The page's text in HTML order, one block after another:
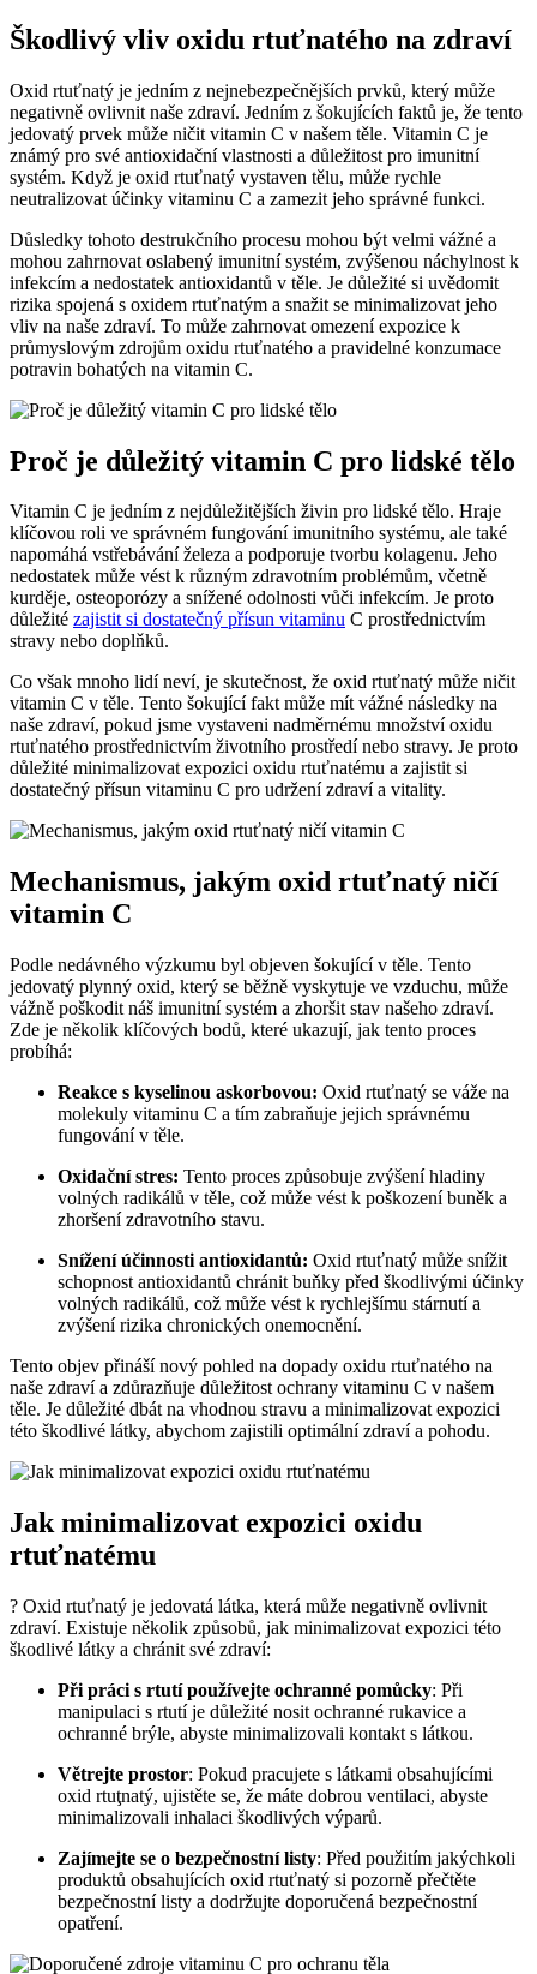
Škodlivý vliv oxidu rtuťnatého na zdraví
Oxid rtuťnatý je jedním z nejnebezpečnějších prvků, který může
negativně ovlivnit naše zdraví. Jedním z šokujících faktů je, že tento
jedovatý prvek může ničit vitamin C v našem těle. Vitamin C je
známý pro své antioxidační vlastnosti a důležitost pro imunitní
systém. Když je oxid rtuťnatý vystaven tělu, může rychle
neutralizovat účinky vitaminu C a zamezit jeho správné funkci.
Důsledky tohoto destrukčního procesu mohou být velmi vážné a
mohou zahrnovat oslabený imunitní systém, zvýšenou náchylnost k
infekcím a nedostatek antioxidantů v těle. Je důležité si uvědomit
rizika spojená s oxidem rtuťnatým a snažit se minimalizovat jeho
vliv na naše zdraví. To může zahrnovat omezení expozice k
průmyslovým zdrojům oxidu rtuťnatého a pravidelné konzumace
potravin bohatých na vitamin C.
Proč je důležitý vitamin C pro lidské tělo
Vitamin C je jedním z nejdůležitějších živin pro lidské tělo. Hraje
klíčovou roli ve správném fungování imunitního systému, ale také
napomáhá vstřebávání železa a podporuje tvorbu kolagenu. Jeho
nedostatek může vést k různým zdravotním problémům, včetně
kurděje, osteoporózy a snížené odolnosti vůči infekcím. Je proto
důležité zajistit si dostatečný přísun vitaminu C prostřednictvím
stravy nebo doplňků.
Co však mnoho lidí neví, je skutečnost, že oxid rtuťnatý může ničit
vitamin C v těle. Tento šokující fakt může mít vážné následky na
naše zdraví, pokud jsme vystaveni nadměrnému množství oxidu
rtuťnatého prostřednictvím životního prostředí nebo stravy. Je proto
důležité minimalizovat expozici oxidu rtuťnatému a zajistit si
dostatečný přísun vitaminu C pro udržení zdraví a vitality.
Mechanismus, jakým oxid rtuťnatý ničí
vitamin C
Podle nedávného výzkumu byl objeven šokující v těle. Tento
jedovatý plynný oxid, který se běžně vyskytuje ve vzduchu, může
vážně poškodit náš imunitní systém a zhoršit stav našeho zdraví.
Zde je několik klíčových bodů, které ukazují, jak tento proces
probíhá:
Reakce s kyselinou askorbovou: Oxid rtuťnatý se váže na
molekuly vitaminu C a tím zabraňuje jejich správnému
fungování v těle.
Oxidační stres: Tento proces způsobuje zvýšení hladiny
volných radikálů v těle, což může vést k poškození buněk a
zhoršení zdravotního stavu.
Snížení účinnosti antioxidantů: Oxid rtuťnatý může snížit
schopnost antioxidantů chránit buňky před škodlivými účinky
volných radikálů, což může vést k rychlejšímu stárnutí a
zvýšení rizika chronických onemocnění.
Tento objev přináší nový pohled na dopady oxidu rtuťnatého na
naše zdraví a zdůrazňuje důležitost ochrany vitaminu C v našem
těle. Je důležité dbát na vhodnou stravu a minimalizovat expozici
této škodlivé látky, abychom zajistili optimální zdraví a pohodu.
Jak minimalizovat expozici oxidu
rtuťnatému
? Oxid rtuťnatý je jedovatá látka, která může negativně ovlivnit
zdraví. Existuje několik způsobů, jak minimalizovat expozici této
škodlivé látky a chránit své zdraví:
Při práci s rtutí používejte ochranné pomůcky: Při
manipulaci s rtutí je důležité nosit ochranné rukavice a
ochranné brýle, abyste minimalizovali kontakt s látkou.
Větrejte prostor: Pokud pracujete s látkami obsahujícími
oxid rtuţnatý, ujistěte se, že máte dobrou ventilaci, abyste
minimalizovali inhalaci škodlivých výparů.
Zajímejte se o bezpečnostní listy: Před použitím jakýchkoli
produktů obsahujících oxid rtuťnatý si pozorně přečtěte
bezpečnostní listy a dodržujte doporučená bezpečnostní
opatření.